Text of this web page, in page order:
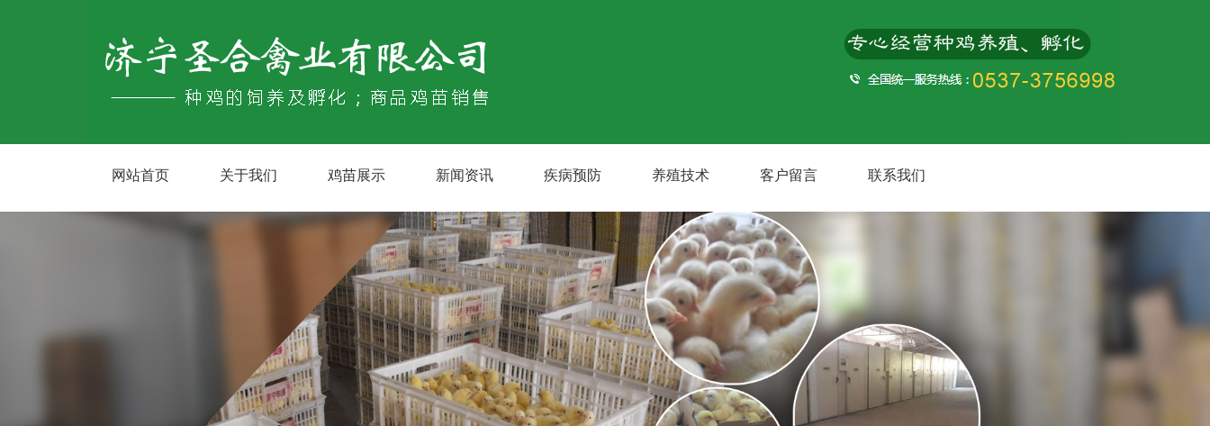
网站首页 关于我们 鸡苗展示 新闻资讯 疾病预防 养殖技术 客户留言 联系我们